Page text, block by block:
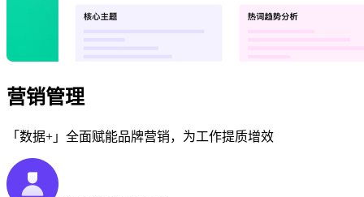
营销管理
「数据+」全面赋能品牌营销，为工作提质增效